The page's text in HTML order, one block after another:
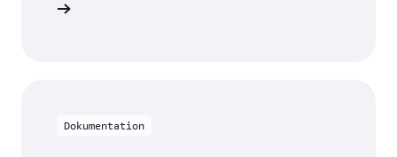
Dokumentation